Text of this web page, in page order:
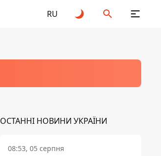
RU
ОСТАННІ НОВИНИ УКРАЇНИ
08:53, 05 серпня